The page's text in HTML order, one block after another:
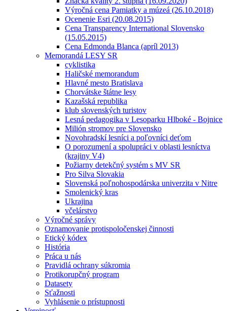
Výročná cena Pamiatky a múzeá (26.10.2018)
Ocenenie Esri (20.08.2015)
Cena Transparency International Slovensko
(15.05.2015)
Cena Edmonda Blanca (apríl 2013)
Memorandá LESY SR
cyklistika
Haličské memorandum
Hlavné mesto Bratislava
Chorvátske štátne lesy
Kazašská republika
klub slovenských turistov
Lesná pedagogika v Lesoparku Hlboké - Bojnice
Milión stromov pre Slovensko
Novohradskí lesníci a poľovníci deťom
O porozumení a spolupráci v oblasti lesníctva
(krajiny V4)
Požiarny detekčný systém s MV SR
Pro Silva Slovakia
Slovenská poľnohospodárska univerzita v Nitre
Smolenický kras
Ukrajina
včelárstvo
Výročné správy
Oznamovanie protispoločenskej činnosti
Etický kódex
História
Práca u nás
Pravidlá ochrany súkromia
Protikorupčný program
Datasety
Sťažnosti
Vyhlásenie o prístupnosti